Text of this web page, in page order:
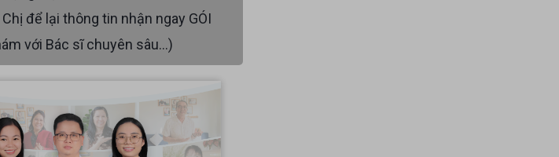
với Bác sĩ chuyên sâu...)